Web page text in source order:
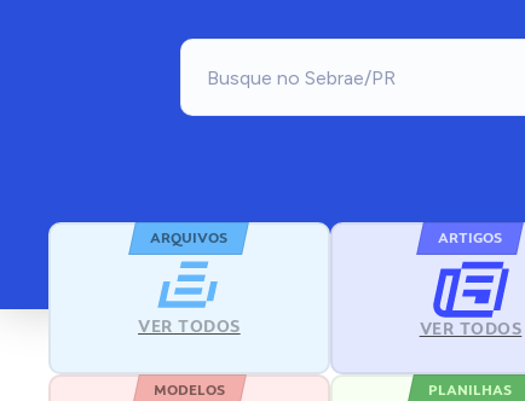
ARQUIVOS
VER TODOS
ARTIGOS
VER TODOS
MODELOS PLANILHAS